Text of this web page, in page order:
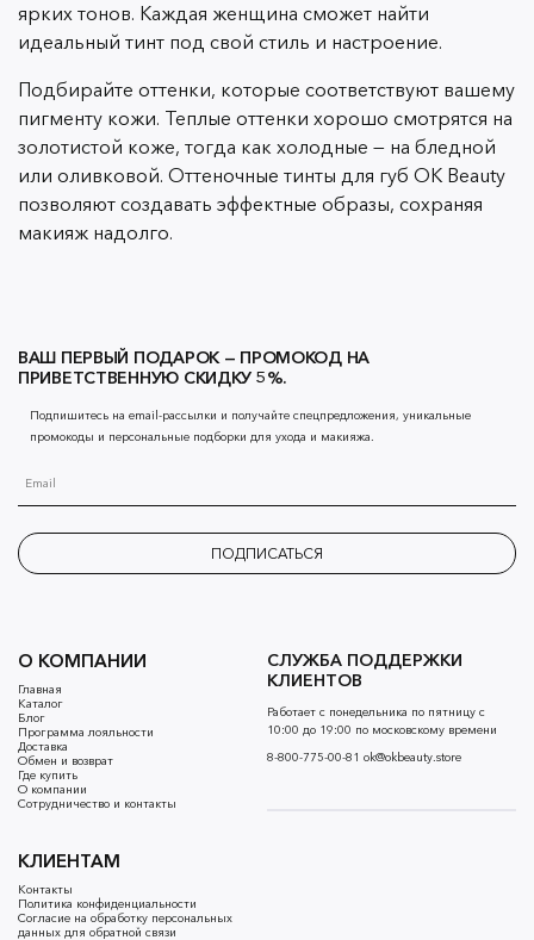
ярких тонов. Каждая женщина сможет найти
идеальный тинт под свой стиль и настроение.
Подбирайте оттенки, которые соответствуют вашему
пигменту кожи. Теплые оттенки хорошо смотрятся на
золотистой коже, тогда как холодные — на бледной
или оливковой. Оттеночные тинты для губ OK Beauty
позволяют создавать эффектные образы, сохраняя
макияж надолго.
О КОМПАНИИ
Главная
Каталог
Блог
Программа лояльности
Доставка
Обмен и возврат
Где купить
О компании
Сотрудничество и контакты
КЛИЕНТАМ
Контакты
Политика конфиденциальности
Согласие на обработку персональных
данных для обратной связи
СЛУЖБА ПОДДЕРЖКИ
КЛИЕНТОВ
Работает с понедельника по пятницу с
10:00 до 19:00 по московскому времени
8-800-775-00-81 ok@okbeauty.store
ВАШ ПЕРВЫЙ ПОДАРОК — ПРОМОКОД НА
ПРИВЕТСТВЕННУЮ СКИДКУ 5%.
Подпишитесь на email-рассылки и получайте спецпредложения, уникальные
промокоды и персональные подборки для ухода и макияжа.
ПОДПИСАТЬСЯ